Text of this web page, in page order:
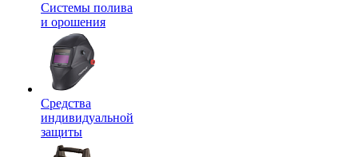
Системы полива
и орошения
Средства
индивидуальной
защиты